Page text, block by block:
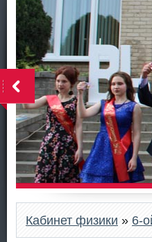
Кабинет физики » 6-